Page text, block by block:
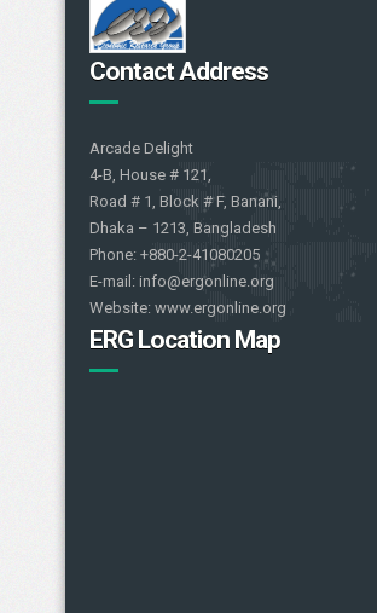
Contact Address
Arcade Delight
4-B, House # 121,
Road # 1, Block # F, Banani,
Dhaka – 1213, Bangladesh
Phone: +880-2-41080205
E-mail: info@ergonline.org
Website: www.ergonline.org
ERG Location Map